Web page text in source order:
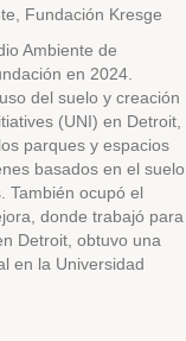
Fundación Kresge
Ambiente de
en 2024.
del suelo y creación
(UNI) en Detroit,
parques y espacios
basados en el suelo
También ocupó el
donde trabajó para
Detroit, obtuvo una
en la Universidad